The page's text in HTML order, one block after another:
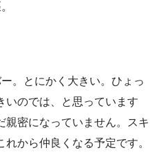
。とにかく大きい。ひょっ
いのでは、と思っています
親密になっていません。スキ
から仲良くなる予定です。